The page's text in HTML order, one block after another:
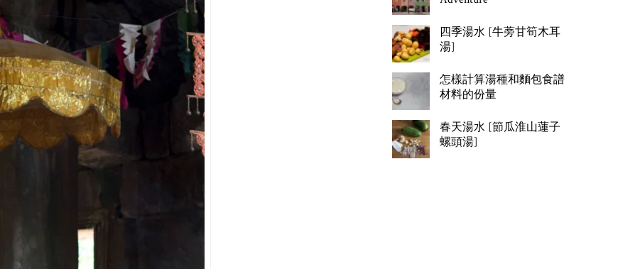
四季湯水 [牛蒡甘筍木耳
湯]
怎樣計算湯種和麵包食譜
材料的份量
春天湯水 [節瓜淮山蓮子
螺頭湯]